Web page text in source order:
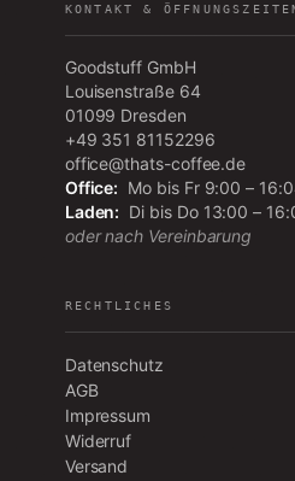
KONTAKT &
Goodstuff GmbH
Louisenstraße 64
01099 Dresden
+49 351 81152296
office@thats-coffee.de
Office: Mo bis Fr 9:00 –
Laden: Di bis Do 13:00 –
oder nach Vereinbarung
RECHTLICHES
Datenschutz
AGB
Impressum
Widerruf
Versand